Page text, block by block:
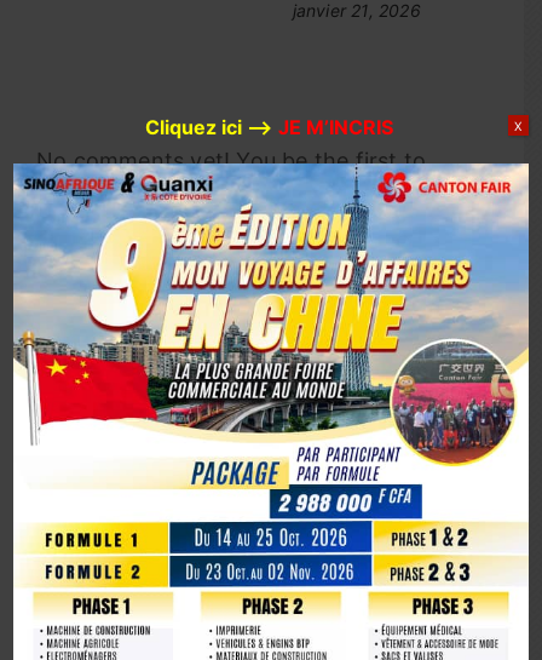
janvier 21, 2026
No comments yet! You be the first to
comment.
Laisser un commentaire
Votre adresse e-mail ne sera pas publiée. Les
champs obligatoires sont indiqués avec*
Cliquez ici –> JE M’INCRIS X